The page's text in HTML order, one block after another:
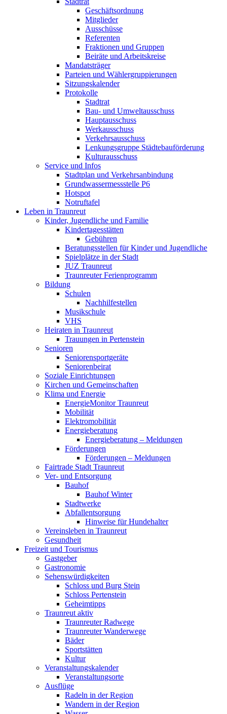
Geschäftsordnung
Mitglieder
Ausschüsse
Referenten
Fraktionen und Gruppen
Beiräte und Arbeitskreise
Mandatsträger
Parteien und Wählergruppierungen
Sitzungskalender
Protokolle
Stadtrat
Bau- und Umweltausschuss
Hauptausschuss
Werkausschuss
Verkehrsausschuss
Lenkungsgruppe Städtebauförderung
Kulturausschuss
Service und Infos
Stadtplan und Verkehrsanbindung
Grundwassermessstelle P6
Hotspot
Notruftafel
Leben in Traunreut
Kinder, Jugendliche und Familie
Kindertagesstätten
Gebühren
Beratungsstellen für Kinder und Jugendliche
Spielplätze in der Stadt
JUZ Traunreut
Traunreuter Ferienprogramm
Bildung
Schulen
Nachhilfestellen
Musikschule
VHS
Heiraten in Traunreut
Trauungen in Pertenstein
Senioren
Seniorensportgeräte
Seniorenbeirat
Soziale Einrichtungen
Kirchen und Gemeinschaften
Klima und Energie
EnergieMonitor Traunreut
Mobilität
Elektromobilität
Energieberatung
Energieberatung – Meldungen
Förderungen
Förderungen – Meldungen
Fairtrade Stadt Traunreut
Ver- und Entsorgung
Bauhof
Bauhof Winter
Stadtwerke
Abfallentsorgung
Hinweise für Hundehalter
Vereinsleben in Traunreut
Gesundheit
Freizeit und Tourismus
Gastgeber
Gastronomie
Sehenswürdigkeiten
Schloss und Burg Stein
Schloss Pertenstein
Geheimtipps
Traunreut aktiv
Traunreuter Radwege
Traunreuter Wanderwege
Bäder
Sportstätten
Kultur
Veranstaltungskalender
Veranstaltungsorte
Ausflüge
Radeln in der Region
Wandern in der Region